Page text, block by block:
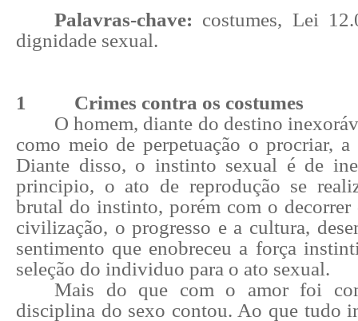
Palavras-chave: costumes, Lei
dignidade sexual.
1
Crimes contra os costumes
O homem, diante do destino
como meio de perpetuação o procriar, a
Diante disso, o instinto sexual é de
principio, o ato de reprodução se
brutal do instinto, porém com o decorrer
civilização, o progresso e a cultura,
sentimento que enobreceu a força
seleção do individuo para o ato sexual.
Mais do que com o amor foi
disciplina do sexo contou. Ao que tudo